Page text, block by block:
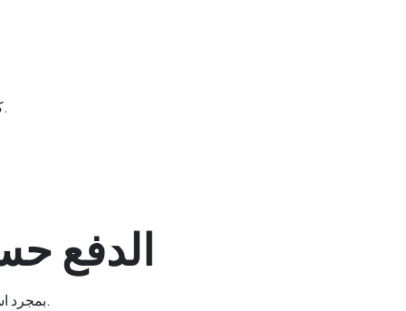
كل حساب جديد يأتي مع 10 أوصاف منتجات مجانية. يمكن استخدامها لأي منتجات بأي من اللغات المدعومة لدينا.
الدفع
بمجرد استخدام الـ 10 أوصاف المجانية، ستدفع 0.10 دولار لكل وصف تم إنشاؤه. هذا ينطبق على كل وصف منتج بكل لغة.